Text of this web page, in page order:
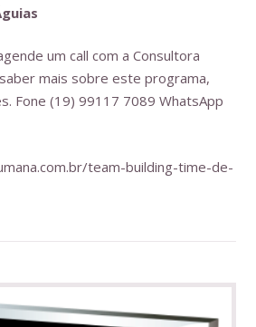
um call com a Consultora
mais sobre este programa,
Fone (19) 99117 7089 WhatsApp
team-building-time-de-